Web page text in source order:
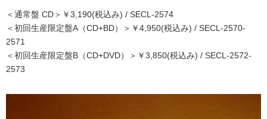
＜通常盤 CD＞￥3,190(税込み) / SECL-2574
＜初回生産限定盤A（CD+BD）＞￥4,950(税込み) / SECL-2570-
2571
＜初回生産限定盤B（CD+DVD）＞￥3,850(税込み) / SECL-2572-
2573